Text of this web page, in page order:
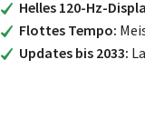
Helles 120-Hz-
Flottes Tempo
Updates bis 2033